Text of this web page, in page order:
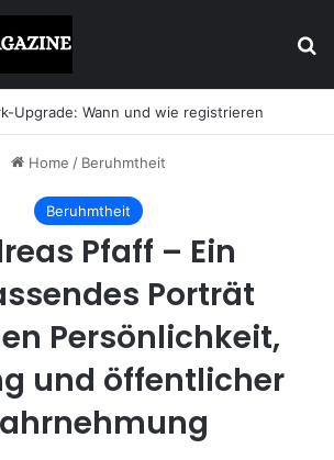
Upgrade: Wann und wie registrieren
Home / Beruhmtheit
Beruhmtheit
Pfaff – Ein
Porträt
Persönlichkeit,
und öffentlicher